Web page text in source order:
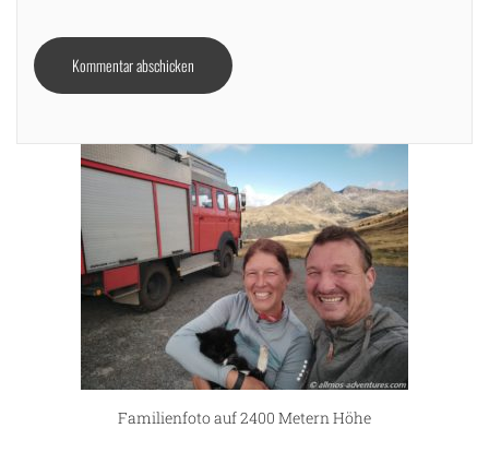
Familienfoto auf 2400 Metern Höhe